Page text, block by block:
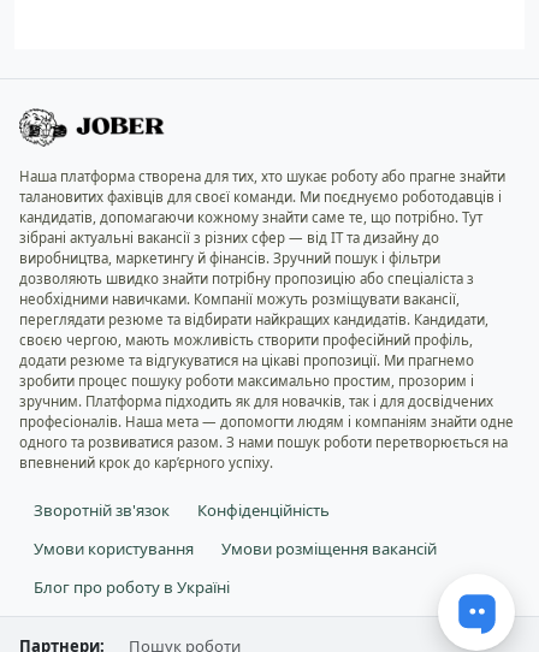
Наша платформа створена для тих, хто шукає роботу або прагне знайти
талановитих фахівців для своєї команди. Ми поєднуємо роботодавців і
кандидатів, допомагаючи кожному знайти саме те, що потрібно. Тут
зібрані актуальні вакансії з різних сфер — від IT та дизайну до
виробництва, маркетингу й фінансів. Зручний пошук і фільтри
дозволяють швидко знайти потрібну пропозицію або спеціаліста з
необхідними навичками. Компанії можуть розміщувати вакансії,
переглядати резюме та відбирати найкращих кандидатів. Кандидати,
своєю чергою, мають можливість створити професійний профіль,
додати резюме та відгукуватися на цікаві пропозиції. Ми прагнемо
зробити процес пошуку роботи максимально простим, прозорим і
зручним. Платформа підходить як для новачків, так і для досвідчених
професіоналів. Наша мета — допомогти людям і компаніям знайти одне
одного та розвиватися разом. З нами пошук роботи перетворюється на
впевнений крок до кар’єрного успіху.
Зворотній зв'язок
Конфіденційність
Умови користування
Умови розміщення вакансій
Блог про роботу в Україні
Партнери: Пошук роботи